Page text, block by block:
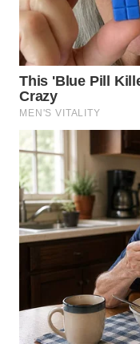
WN
GORONTALO
WN
SULUT
WN
MALUKU
MALUT
WN
WN
DANAU
TOBA